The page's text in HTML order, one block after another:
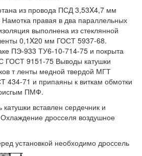
из провода ПСД 3,53X4,7 мм
правая в два параллельных
выполнена из стеклянной
0,1X20 мм ГОСТ 5937-68.
ПЭ-933 ТУ6-10-714-75 и покрыта
ГОСТ 9151-75 Выводы катушки
т ленты медной твердой МГТ
434-71 и припаяны к виткам обмотки
ПМФ.
вставлен сердечник и
дросселя воздушное
установкой необходимо дроссель